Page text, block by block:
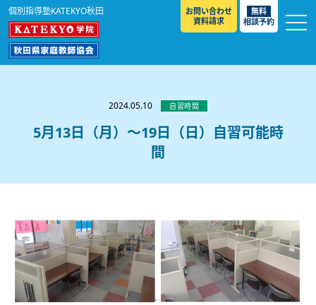
個別指導塾KATEKYO秋田
お問い合わせ
資料請求
無料
相談予約
選ばれる理由
教室紹介
秋田土崎校
模試のご案内
入試情報
高校入試 ／ 大学入試［ 推薦入試 ］ ／
大学入試［ 共通テ
スト ］
よくあるご質問
採用情報
2024.05.10 自習時間
5月13日（月）～19日（日）自習可能時
間